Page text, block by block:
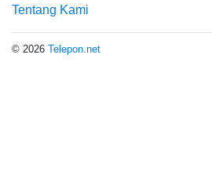
Tentang Kami
© 2026 Telepon.net